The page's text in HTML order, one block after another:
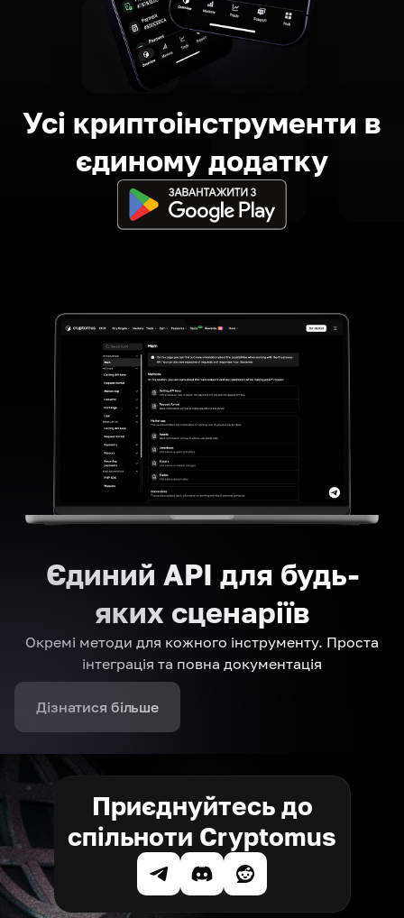
Усі криптоінструменти в
єдиному додатку
Єдиний API для будь-
яких сценаріїв
Окремі методи для кожного інструменту. Проста
інтеграція та повна документація
Дізнатися більше
Приєднуйтесь до
спільноти Cryptomus